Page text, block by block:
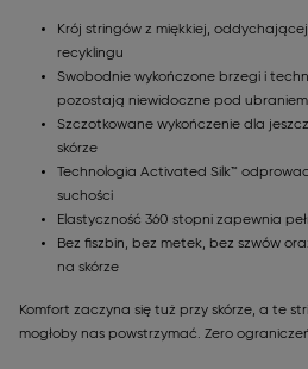
Krój stringów z miękkiej,
recyklingu
Swobodnie wykończone brzegi i
pozostają niewidoczne pod ubraniem
Szczotkowane wykończenie dla
skórze
Technologia Activated Silk™
suchości
Elastyczność 360 stopni zapewnia
Bez fiszbin, bez metek, bez szwów
na skórze
Komfort zaczyna się tuż przy skórze, a te
mogłoby nas powstrzymać. Zero